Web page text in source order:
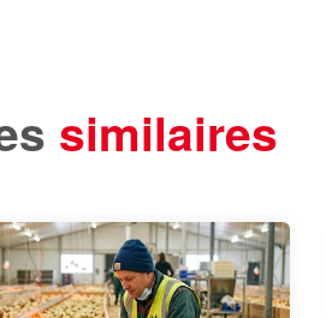
similaires